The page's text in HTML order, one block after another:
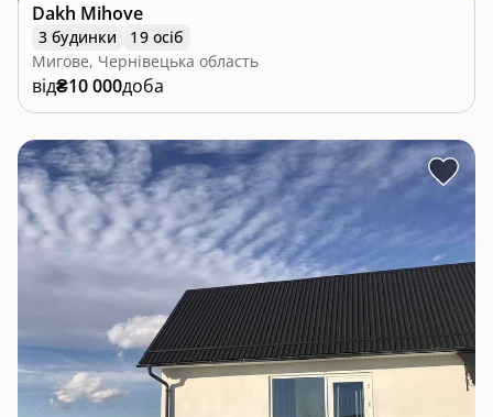
Dakh Mihove
3 будинки
19 осіб
Мигове, Чернівецька область
від₴10 000доба